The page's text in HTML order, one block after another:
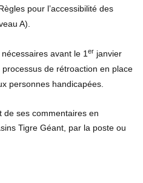
pour l’accessibilité des
A).
avant le 1 er janvier
de rétroaction en place
personnes handicapées.
de ses commentaires en
Tigre Géant, par la poste ou